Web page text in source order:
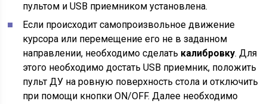
пультом и USB приемником установлена.
Если происходит самопроизвольное движение
курсора или перемещение его не в заданном
направлении, необходимо сделать калибровку. Для
этого необходимо достать USB приемник, положить
пульт ДУ на ровную поверхность стола и отключить
при помощи кнопки ON/OFF. Далее необходимо